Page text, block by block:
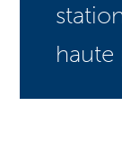
haute